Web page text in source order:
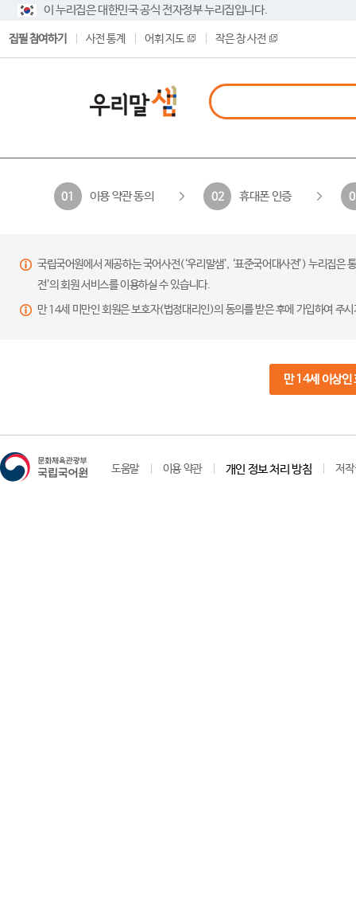
이 누리집은 대한민국 공식 전자정부 누리집입니다.
집필 참여하기 사전 통계 어휘 지도 작은 창 사전
01 이용 약관 동의 02 휴대폰 인증
국립국어원에서 제공하는 국어사전(‘우리말샘’, ‘표준국어대사전’) 누리집
전’의 회원 서비스를 이용하실 수 있습니다.
만 14세 미만인 회원은 보호자(법정대리인)의 동의를 받은 후에 가입하여 주
만 14세 이상인
도움말 이용 약관 개인 정보 처리 방침 저